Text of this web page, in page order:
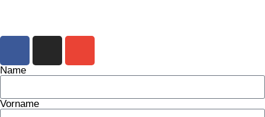
Name
Vorname